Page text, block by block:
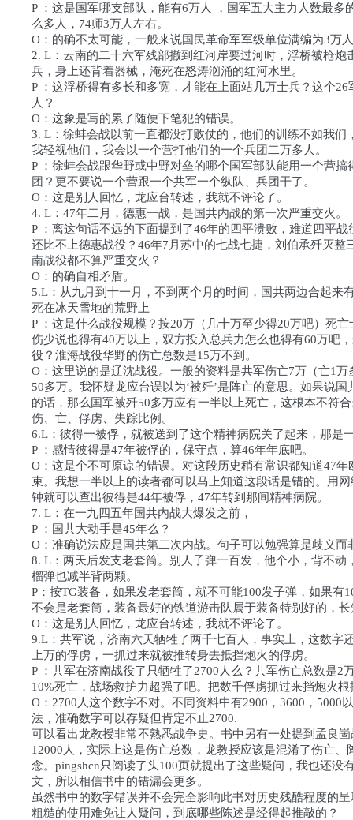
P ：这是国军哪支部队，能有6万人 ，国军五大主力人数最多
么多人，74师3万人左右。
O：的确不太可能，一般来说国民革命军军级单位满编为3万
2. L：云南的二十六军残部撤到红河岸要过河时，浮桥被枪炮
兵，身上还背着器械，淹死在怒涛汹涌的红河水里。
P ：这浮桥得有多长和多宽，才能在上面站几万士兵？这个26
人？
O：这象是写的累了随便下笔犯的错误。
3. L：徐蚌会战以前一直都没打败仗的，他们的训练不如我们
我轻视他们，我会以一个营打他们的一个兵团二万多人。
P ：徐蚌会战跟华野或中野对垒的哪个国军部队能用一个营搞
团？更不要说一个营跟一个共军一个纵队、兵团干了。
O：这是别人回忆，龙应台转述，我就不评论了。
4. L：47年二月，德惠一战，是国共内战的第一次严重交火。
P ：离这句话不远的下面提到了46年的四平溃败，难道四平战
还比不上德惠战役？46年7月苏中的七战七捷，刘伯承歼灭整
南战役都不算严重交火？
O：的确自相矛盾。
5.L：从九月到十一月，不到两个月的时间，国共两边合起来
死在冰天雪地的荒野上
P ：这是什么战役规模？按20万（几十万至少得20万吧）死
伤少说也得有40万以上，双方投入总兵力怎么也得有60万吧
役？淮海战役华野的伤亡总数是15万不到。
O：这里说的是辽沈战役。一般的资料是共军伤亡7万（亡1万
50多万。我怀疑龙应台误以为‘被歼’是阵亡的意思。如果说国
的话，那么国军被歼50多万应有一半以上死亡，这根本不符
伤、亡、俘虏、失踪比例。
6.L：彼得一被俘，就被送到了这个精神病院关了起来，那是
P ：感情彼得是47年被俘的，保守点，算46年年底吧。
O：这是个不可原谅的错误。对这段历史稍有常识都知道47年
束。我想一半以上的读者都可以马上知道这段话是错的。用
钟就可以查出彼得是44年被俘，47年转到那间精神病院。
7. L：在一九四五年国共内战大爆发之前，
P ：国共大动手是45年么？
O：准确说法应是国共第二次内战。句子可以勉强算是歧义而
8. L：两天后发支老套筒。别人子弹一百发，他个小，背不动
榴弹也减半背两颗。
P：按TG装备，如果发老套筒，就不可能100发子弹，如果有
不会是老套筒，装备最好的铁道游击队属于装备特别好的，
O：这是别人回忆，龙应台转述，我就不评论了。
9.L：共军说，济南六天牺牲了两千七百人，事实上，这数字
上万的俘虏，一抓过来就被推转身去抵挡炮火的俘虏。
P ：共军在济南战役了只牺牲了2700人么？共军伤亡总数是2
10%死亡，战场救护力超强了吧。把数千俘虏抓过来挡炮火
O：2700人这个数字不对。不同资料中有2900，3600，5000
法，准确数字可以存疑但肯定不止2700.
可以看出龙教授非常不熟悉战争史。书中另有一处提到孟良
12000人，实际上这是伤亡总数，龙教授应该是混淆了伤亡、
念。pingshcn只阅读了头100页就提出了这些疑问，我也还没
文，所以相信书中的错漏会更多。
虽然书中的数字错误并不会完全影响此书对历史残酷程度的
粗糙的使用难免让人疑问，到底哪些陈述是经得起推敲的？